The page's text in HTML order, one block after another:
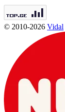
© 2010-2026 Vidal